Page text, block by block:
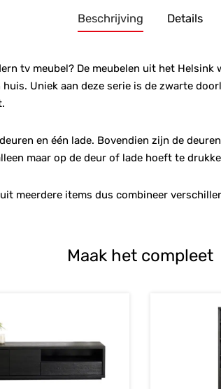
Beschrijving Details
tv meubel? De meubelen uit het
Uniek aan deze serie is de zwarte
en één lade. Bovendien zijn de
maar op de deur of lade hoeft te
meerdere items dus combineer
Maak het compleet